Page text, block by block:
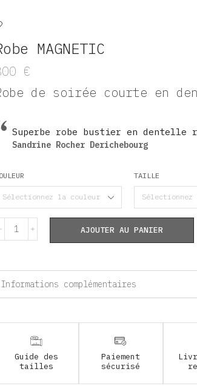
MAGNETIC
€
de soirée courte en
Superbe robe bustier en dentelle
Sandrine Rocher Derichebourg
TAILLE
AJOUTER AU PANIER
Informations complémentaires
Guide des
tailles
Paiement
sécurisé